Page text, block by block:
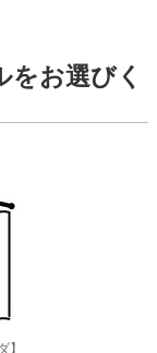
お選びく
】